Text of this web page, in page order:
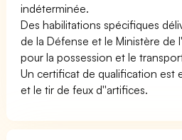
indéterminée.
Des habilitations spécifiques
de la Défense et le Ministère de
pour la possession et le
Un certificat de qualification est
et le tir de feux d''artifices.